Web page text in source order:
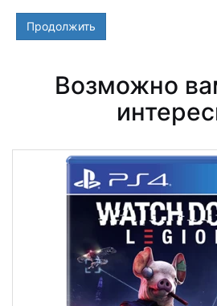
Продолжить
Возможно